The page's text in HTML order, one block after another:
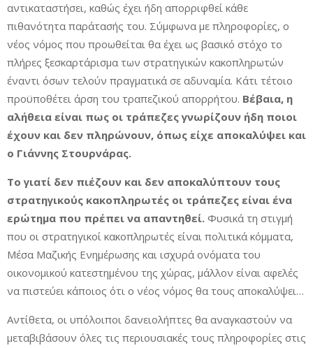
αντικαταστήσει, καθώς έχει ήδη απορριφθεί κάθε
πιθανότητα παράτασής του. Σύμφωνα με πληροφορίες, ο
νέος νόμος που προωθείται θα έχει ως βασικό στόχο το
πλήρες ξεσκαρτάρισμα των στρατηγικών κακοπληρωτών
έναντι όσων τελούν πραγματικά σε αδυναμία. Κάτι τέτοιο
προϋποθέτει άρση του τραπεζικού απορρήτου. Βέβαια, η
αλήθεια είναι πως οι τράπεζες γνωρίζουν ήδη ποιοι
έχουν και δεν πληρώνουν, όπως είχε αποκαλύψει και
ο Γιάννης Στουρνάρας.
Το γιατί δεν πιέζουν και δεν αποκαλύπτουν τους
στρατηγικούς κακοπληρωτές οι τράπεζες είναι ένα
ερώτημα που πρέπει να απαντηθεί. Φυσικά τη στιγμή
που οι στρατηγικοί κακοπληρωτές είναι πολιτικά κόμματα,
Μέσα Μαζικής Ενημέρωσης και ισχυρά ονόματα του
οικονομικού κατεστημένου της χώρας, μάλλον είναι αφελές
να πιστεύει κάποιος ότι ο νέος νόμος θα τους αποκαλύψει…
Αντίθετα, οι υπόλοιποι δανειολήπτες θα αναγκαστούν να
μεταβιβάσουν όλες τις περιουσιακές τους πληροφορίες στις